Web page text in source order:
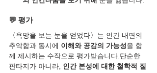
💬 평가
〈욕망을 보는 눈을 얻었다〉는 인간 내면의
추악함과 동시에 이해와 공감의 가능성을 함
께 제시하는 수작으로 평가받습니다.단순한
판타지가 아니라, 인간 본성에 대한 철학적 질